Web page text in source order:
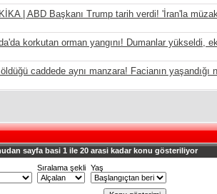
| ABD Başkanı Trump tarih verdi! 'İran'la
korkutan orman yangını! Dumanlar yükseldi,
caddede aynı manzara! Facianın
sayfa basi 1 ile 20 arasi kadar konu gösteriliyor
Sıralama şekli Yaş